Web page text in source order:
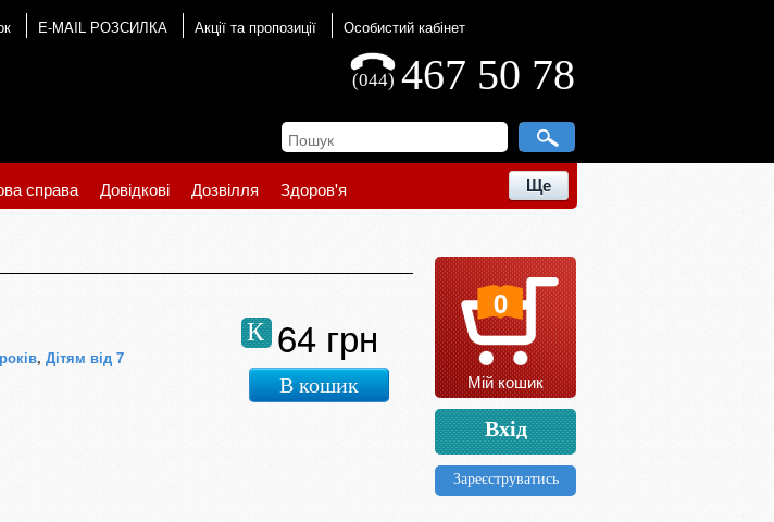
E-MAIL РОЗСИЛКА Акції та пропозиції Особистий кабінет
467 50 78
(044)
справа Довідкові Дозвілля Здоров'я Ще
, Дітям від 7
64 грн
К
В кошик
0
Мій кошик
Вхід
Зареєструватись